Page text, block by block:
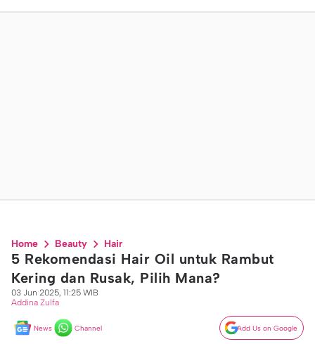
Home Beauty Hair
5 Rekomendasi Hair Oil untuk Rambut
Kering dan Rusak, Pilih Mana?
03 Jun 2025, 11:25 WIB
Addina Zulfa
News Channel Add Us on Google